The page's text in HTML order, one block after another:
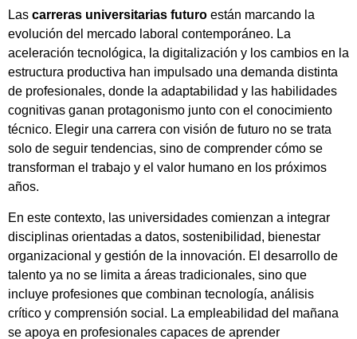
Las carreras universitarias futuro están marcando la
evolución del mercado laboral contemporáneo. La
aceleración tecnológica, la digitalización y los cambios en la
estructura productiva han impulsado una demanda distinta
de profesionales, donde la adaptabilidad y las habilidades
cognitivas ganan protagonismo junto con el conocimiento
técnico. Elegir una carrera con visión de futuro no se trata
solo de seguir tendencias, sino de comprender cómo se
transforman el trabajo y el valor humano en los próximos
años.
En este contexto, las universidades comienzan a integrar
disciplinas orientadas a datos, sostenibilidad, bienestar
organizacional y gestión de la innovación. El desarrollo de
talento ya no se limita a áreas tradicionales, sino que
incluye profesiones que combinan tecnología, análisis
crítico y comprensión social. La empleabilidad del mañana
se apoya en profesionales capaces de aprender